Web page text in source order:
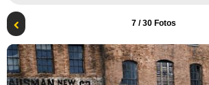
7/ 30 Fotos